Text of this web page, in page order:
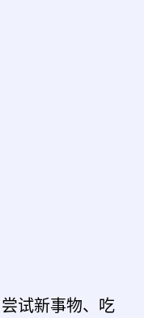
试新事物、吃